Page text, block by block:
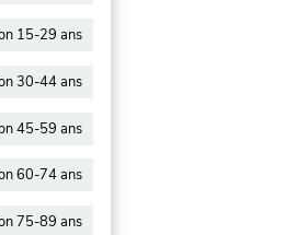
15-29 ans
30-44 ans
45-59 ans
60-74 ans
75-89 ans